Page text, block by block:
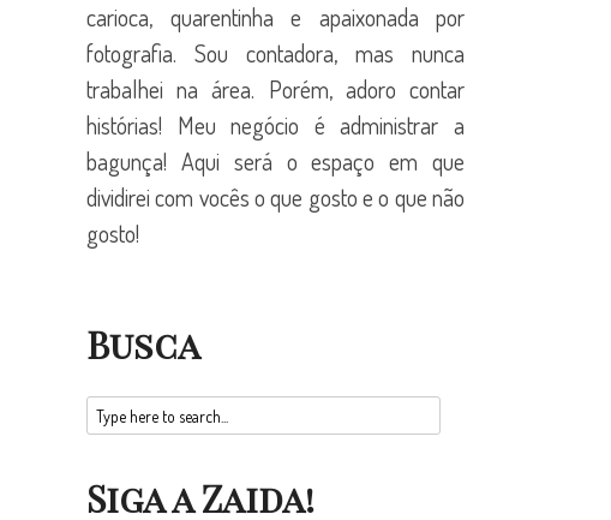
carioca, quarentinha e apaixonada por
fotografia. Sou contadora, mas nunca
trabalhei na área. Porém, adoro contar
histórias! Meu negócio é administrar a
bagunça! Aqui será o espaço em que
dividirei com vocês o que gosto e o que não
gosto!
Busca
Siga a Zaida!